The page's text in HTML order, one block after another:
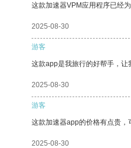
这款加速器VPM应用程序已经
2025-08-30
游客
这款app是我旅行的好帮手，让
2025-08-30
游客
这款加速器app的价格有点贵，
2025-08-30